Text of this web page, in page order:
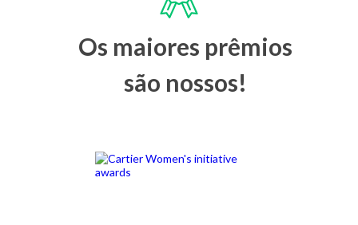
Os maiores prêmios
são nossos!